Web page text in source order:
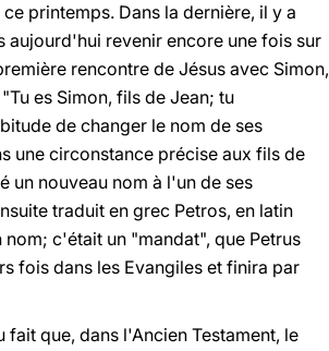
printemps. Dans la dernière, il y a
aujourd'hui revenir encore une fois sur
rencontre de Jésus avec Simon,
es Simon, fils de Jean; tu
de changer le nom de ses
une circonstance précise aux fils de
un nouveau nom à l'un de ses
traduit en grec Petros, en latin
c'était un "mandat", que Petrus
fois dans les Evangiles et finira par
que, dans l'Ancien Testament, le